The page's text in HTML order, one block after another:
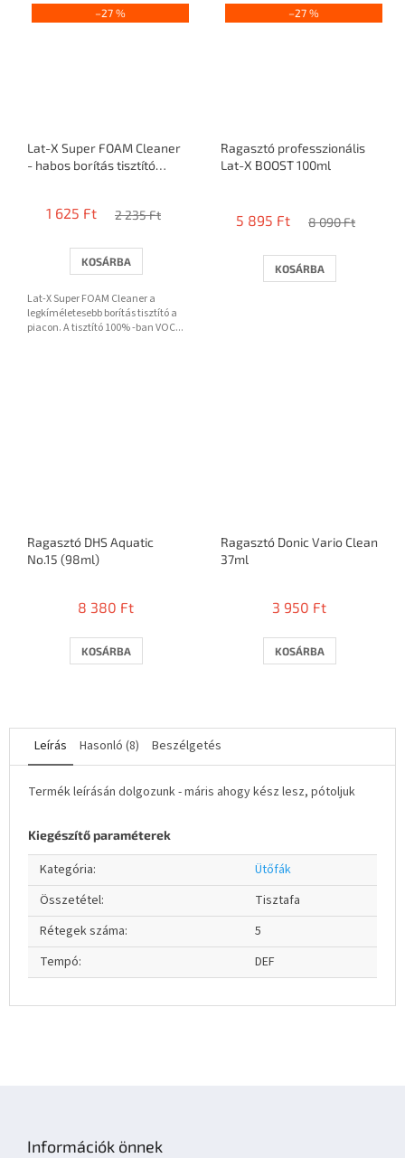
–27 %
Lat-X Super FOAM Cleaner
- habos borítás tisztító
1 625 Ft 2 235 Ft
KOSÁRBA
Lat-X Super FOAM Cleaner a
legkíméletesebb borítás tisztító a
piacon. A tisztító 100% -ban VOC...
–27 %
Ragasztó professzionális
Lat-X BOOST 100ml
átlagos
5-
ből
5 895 Ft 8 090 Ft
KOSÁRBA
Ragasztó DHS Aquatic
No.15 (98ml)
8 380 Ft
KOSÁRBA
Ragasztó Donic Vario Clean
37ml
3 950 Ft
KOSÁRBA
Leírás Hasonló (8) Beszélgetés
Termék leírásán dolgozunk - máris ahogy kész lesz, pótoljuk
Kiegészítő paraméterek
Kategória:
Ütőfák
Összetétel:
Tisztafa
Rétegek száma:
5
Tempó: DEF
Információk önnek